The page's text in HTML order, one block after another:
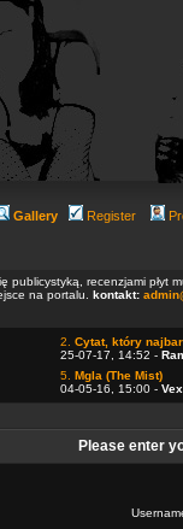
Gallery Register
publicystyką, recenzjami płyt
na portalu. kontakt:
2. Cytat, który
25-07-17, 14:52 -
5. Mgla (The Mist)
04-05-16, 15:00 -
Please enter